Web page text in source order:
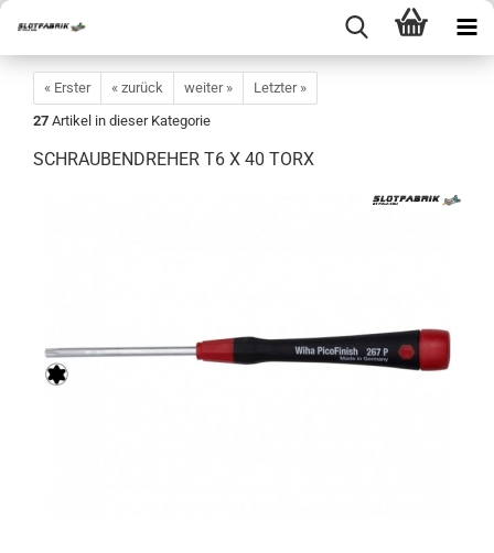
« Erster « zurück weiter »
Letzter »
27 Artikel in dieser Kategorie
SCHRAUBENDREHER T6 X 40 TORX